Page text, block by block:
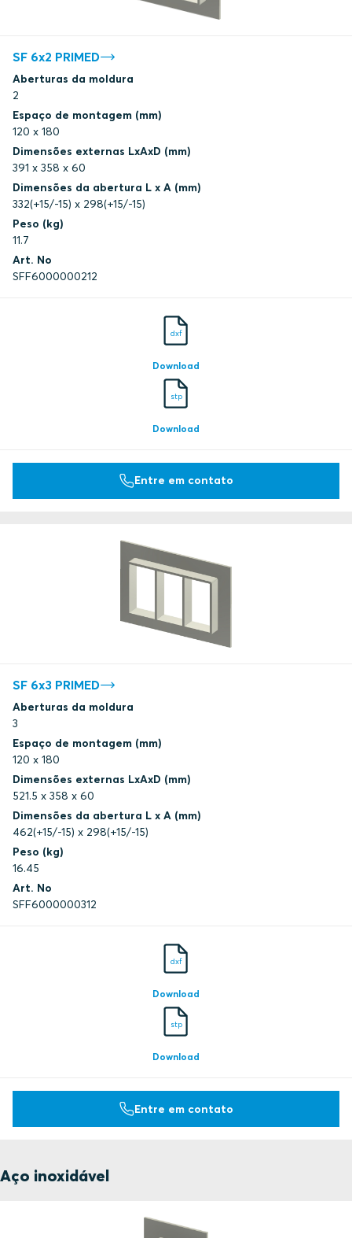
DNV
DNV
DNV
DNV
Underwriters Laboratories Inc.
Underwriters Laboratories Inc.
Underwriters Laboratories Inc.
Underwriters Laboratories Inc.
Underwriters Laboratories Inc.
Underwriters Laboratories Inc.
Underwriters Laboratories Inc.
Underwriters Laboratories Inc.
Underwriters Laboratories Inc.
SF 6x2 PRIMED
Aberturas da moldura
2
Espaço de montagem (mm)
120 x 180
Dimensões externas LxAxD (mm)
391 x 358 x 60
Dimensões da abertura L x A (mm)
332(+15/-15) x 298(+15/-15)
Peso (kg)
11.7
Art. No
SFF6000000212
dxf
Download
stp
Download
Entre em contato
SF 6x3 PRIMED
Aberturas da moldura
3
Espaço de montagem (mm)
120 x 180
Dimensões externas LxAxD (mm)
521.5 x 358 x 60
Dimensões da abertura L x A (mm)
462(+15/-15) x 298(+15/-15)
Peso (kg)
16.45
Art. No
SFF6000000312
dxf
Download
stp
Download
Entre em contato
Aço inoxidável